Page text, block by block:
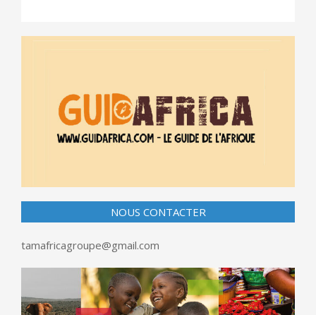
NOUS CONTACTER
tamafricagroupe@gmail.com